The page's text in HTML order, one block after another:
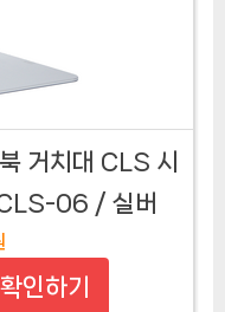
거치대 CLS 시
06 / 실버
인하기